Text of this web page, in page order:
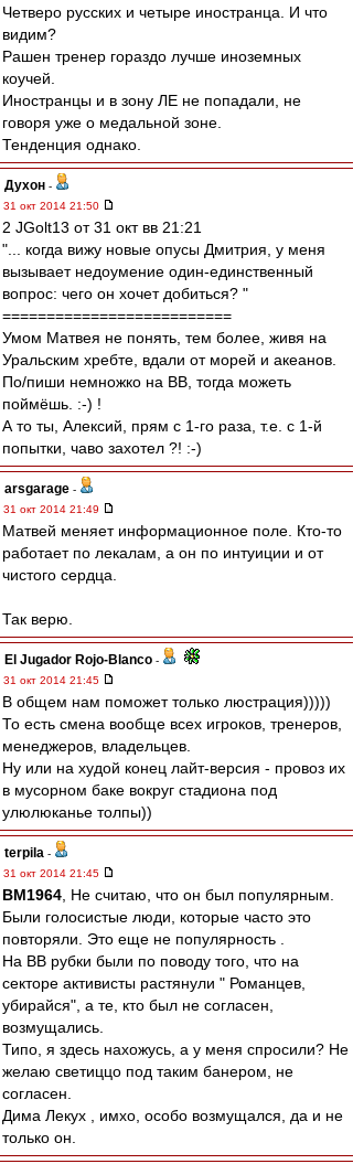
Четверо русских и четыре иностранца. И что
видим?
Рашен тренер гораздо лучше иноземных
коучей.
Иностранцы и в зону ЛЕ не попадали, не
говоря уже о медальной зоне.
Тенденция однако.
Духон -
31 окт 2014 21:50
2 JGolt13 от 31 окт вв 21:21
"... когда вижу новые опусы Дмитрия, у меня
вызывает недоумение один-единственный
вопрос: чего он хочет добиться? "
==========================
Умом Матвея не понять, тем более, живя на
Уральским хребте, вдали от морей и акеанов.
По/пиши немножко на ВВ, тогда можеть
поймёшь. :-) !
А то ты, Алексий, прям с 1-го раза, т.е. с 1-й
попытки, чаво захотел ?! :-)
arsgarage -
31 окт 2014 21:49
Матвей меняет информационное поле. Кто-то
работает по лекалам, а он по интуиции и от
чистого сердца.
Так верю.
El Jugador Rojo-Blanco -
31 окт 2014 21:45
В общем нам поможет только люстрация)))))
То есть смена вообще всех игроков, тренеров,
менеджеров, владельцев.
Ну или на худой конец лайт-версия - провоз их
в мусорном баке вокруг стадиона под
улюлюканье толпы))
terpila -
31 окт 2014 21:45
BM1964 , Не считаю, что он был популярным.
Были голосистые люди, которые часто это
повторяли. Это еще не популярность .
На ВВ рубки были по поводу того, что на
секторе активисты растянули " Романцев,
убирайся", а те, кто был не согласен,
возмущались.
Типо, я здесь нахожусь, а у меня спросили? Не
желаю светиццо под таким банером, не
согласен.
Дима Лекух , имхо, особо возмущался, да и не
только он.